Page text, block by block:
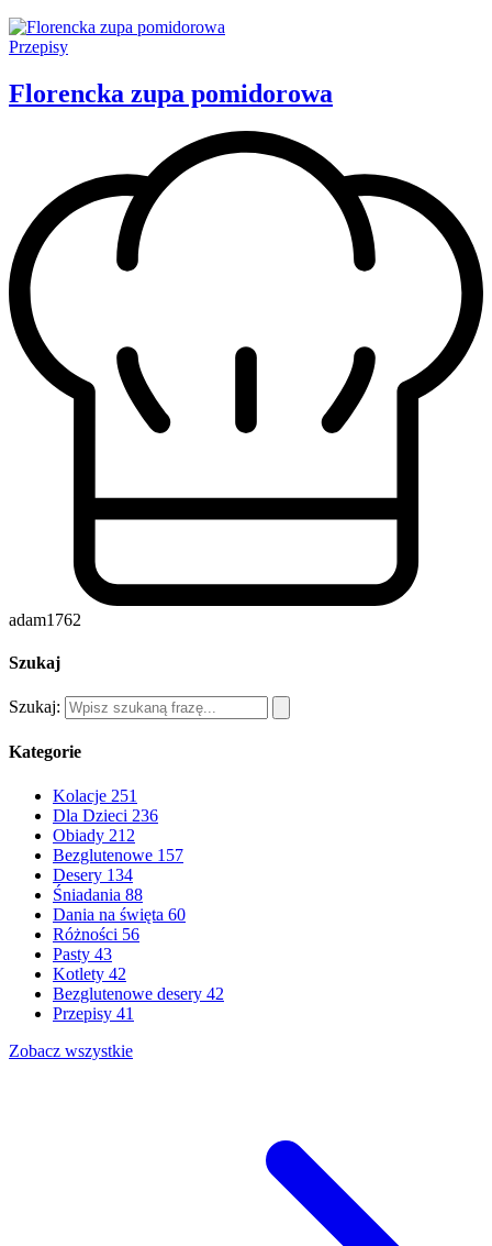
Przepisy
Florencka zupa pomidorowa
adam1762
Szukaj
Szukaj:
Kategorie
Kolacje 251
Dla Dzieci 236
Obiady 212
Bezglutenowe 157
Desery 134
Śniadania 88
Dania na święta 60
Różności 56
Pasty 43
Kotlety 42
Bezglutenowe desery 42
Przepisy 41
Zobacz wszystkie